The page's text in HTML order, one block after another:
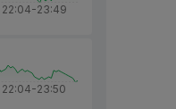
22:04-23:49
22:04-23:50